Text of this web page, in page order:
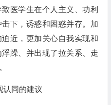
医学生在个人主义、功利
下，诱惑和困惑并存。加
近，更加关心自我实现和
躁、并出现了拉关系、走
认同的建议